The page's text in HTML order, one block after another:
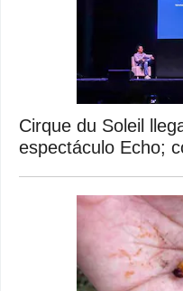
Cirque du Soleil
espectáculo Echo;